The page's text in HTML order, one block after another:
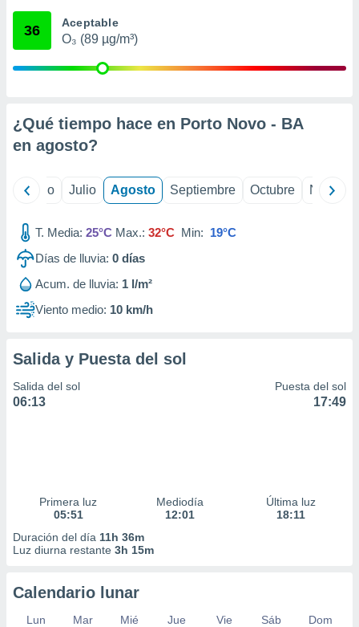
mediante
publicidad
1199
36 Aceptable
O₃ (89 µg/m³)
¿Qué tiempo hace en Porto Novo - BA
en agosto?
Junio Julio Agosto Septiembre Octubre
T. Media: 25°C Max.: 32°C Min: 19°C
Días de lluvia: 0 días
Acum. de lluvia: 1 l/m²
Viento medio: 10 km/h
Salida y Puesta del sol
Salida del sol
06:13
Puesta del sol
17:49
Primera luz
05:51
Mediodía
12:01
Última luz
18:11
Duración del día 11h 36m
Luz diurna restante 3h 15m
Calendario lunar
Lun Mar Mié Jue Vie Sáb
Dom